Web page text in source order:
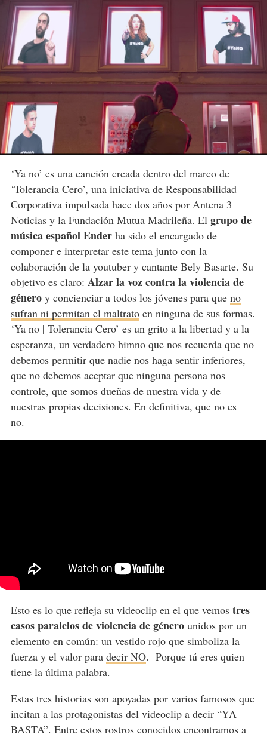
‘Ya no’ es una canción creada dentro del marco de
‘Tolerancia Cero’, una iniciativa de Responsabilidad
Corporativa impulsada hace dos años por Antena 3
Noticias y la Fundación Mutua Madrileña. El grupo de
música español Enderha sido el encargado de
componer e interpretar este tema junto con la
colaboración de la youtuber y cantante Bely Basarte. Su
objetivo es claro: Alzar la voz contra la violencia de
géneroy concienciar a todos los jóvenes para que no
sufran ni permitan el maltratoen ninguna de sus formas.
‘Ya no | Tolerancia Cero’ es un grito a la libertad y a la
esperanza, un verdadero himno que nos recuerda que no
debemos permitir que nadie nos haga sentir inferiores,
que no debemos aceptar que ninguna persona nos
controle, que somos dueñas de nuestra vida y de
nuestras propias decisiones. En definitiva, que no es
no.
Esto es lo que refleja su videoclip en el que vemos tres
casos paralelos de violencia de génerounidos por un
elemento en común: un vestido rojo que simboliza la
fuerza y el valor para decir NO. Porque tú eres quien
tiene la última palabra.
Estas tres historias son apoyadas por varios famosos que
incitan a las protagonistas del videoclip a decir “YA
BASTA”. Entre estos rostros conocidos encontramos a